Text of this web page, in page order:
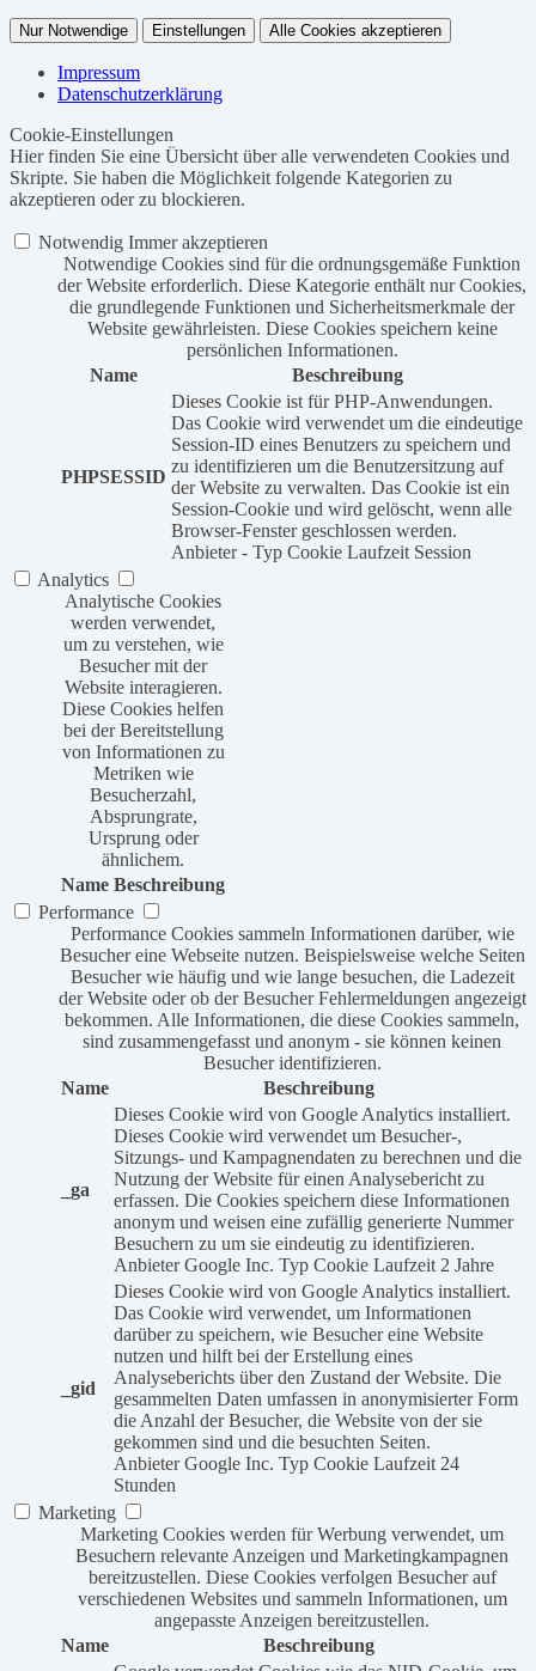
Nur Notwendige Einstellungen Alle Cookies akzeptieren
Impressum
Datenschutzerklärung
Cookie-Einstellungen
Hier finden Sie eine Übersicht über alle verwendeten Cookies und
Skripte. Sie haben die Möglichkeit folgende Kategorien zu
akzeptieren oder zu blockieren.
Notwendig Immer akzeptieren
Notwendige Cookies sind für die ordnungsgemäße Funktion
der Website erforderlich. Diese Kategorie enthält nur Cookies,
die grundlegende Funktionen und Sicherheitsmerkmale der
Website gewährleisten. Diese Cookies speichern keine
persönlichen Informationen.
Name
Beschreibung
PHPSESSID
Dieses Cookie ist für PHP-Anwendungen.
Das Cookie wird verwendet um die eindeutige
Session-ID eines Benutzers zu speichern und
zu identifizieren um die Benutzersitzung auf
der Website zu verwalten. Das Cookie ist ein
Session-Cookie und wird gelöscht, wenn alle
Browser-Fenster geschlossen werden.
Anbieter - Typ Cookie Laufzeit Session
Analytics
Analytische Cookies
werden verwendet,
um zu verstehen, wie
Besucher mit der
Website interagieren.
Diese Cookies helfen
bei der Bereitstellung
von Informationen zu
Metriken wie
Besucherzahl,
Absprungrate,
Ursprung oder
ähnlichem.
Name Beschreibung
Performance
Performance Cookies sammeln Informationen darüber, wie
Besucher eine Webseite nutzen. Beispielsweise welche Seiten
Besucher wie häufig und wie lange besuchen, die Ladezeit
der Website oder ob der Besucher Fehlermeldungen angezeigt
bekommen. Alle Informationen, die diese Cookies sammeln,
sind zusammengefasst und anonym - sie können keinen
Besucher identifizieren.
Name
Beschreibung
_ga
Dieses Cookie wird von Google Analytics installiert.
Dieses Cookie wird verwendet um Besucher-,
Sitzungs- und Kampagnendaten zu berechnen und die
Nutzung der Website für einen Analysebericht zu
erfassen. Die Cookies speichern diese Informationen
anonym und weisen eine zufällig generierte Nummer
Besuchern zu um sie eindeutig zu identifizieren.
Anbieter Google Inc. Typ Cookie Laufzeit 2 Jahre
_gid
Dieses Cookie wird von Google Analytics installiert.
Das Cookie wird verwendet, um Informationen
darüber zu speichern, wie Besucher eine Website
nutzen und hilft bei der Erstellung eines
Analyseberichts über den Zustand der Website. Die
gesammelten Daten umfassen in anonymisierter Form
die Anzahl der Besucher, die Website von der sie
gekommen sind und die besuchten Seiten.
Anbieter Google Inc. Typ Cookie Laufzeit 24
Stunden
Marketing
Marketing Cookies werden für Werbung verwendet, um
Besuchern relevante Anzeigen und Marketingkampagnen
bereitzustellen. Diese Cookies verfolgen Besucher auf
verschiedenen Websites und sammeln Informationen, um
angepasste Anzeigen bereitzustellen.
Name
Beschreibung